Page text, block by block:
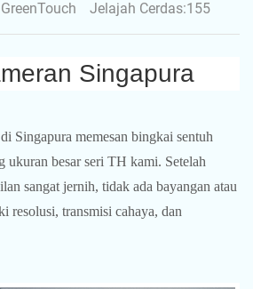
Jelajah Cerdas:155
Singapura
Singapura memesan bingkai sentuh
ukuran besar seri TH kami. Setelah
sangat jernih, tidak ada bayangan atau
resolusi, transmisi cahaya, dan